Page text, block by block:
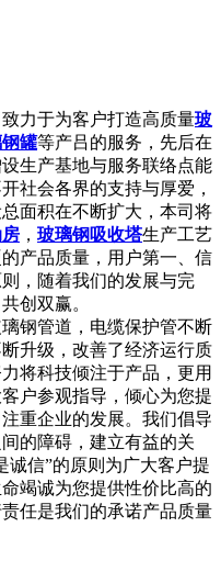
力于为客户打造高质量玻
罐等产吕的服务，先后在
生产基地与服务联络点能
社会各界的支持与厚爱，
面积在不断扩大，本司将
， 玻璃钢吸收塔生产工艺
产品质量，用户第一、信
，随着我们的发展与完
创双赢。
钢管道，电缆保护管不断
升级，改善了经济运行质
将科技倾注于产品，更用
户参观指导，倾心为您提
重企业的发展。我们倡导
的障碍，建立有益的关
诚信”的原则为广大客户提
竭诚为您提供性价比高的
任是我们的承诺产品质量